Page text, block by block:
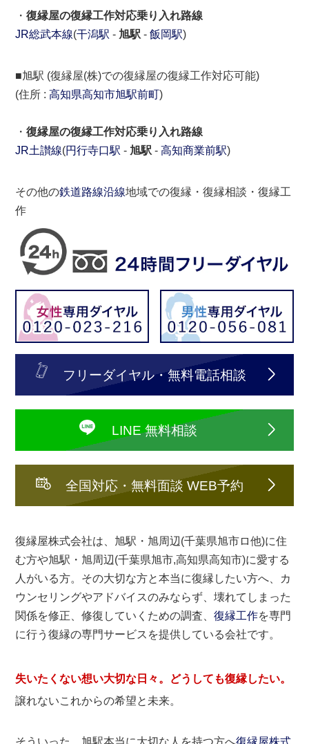
・復縁屋の復縁工作対応乗り入れ路線
JR総武本線(干潟駅 - 旭駅 -飯岡駅)
■旭駅 (復縁屋(株)での復縁屋の復縁工作対応可能)
(住所 :高知県高知市旭駅前町)
・復縁屋の復縁工作対応乗り入れ路線
JR土讃線(円行寺口駅 - 旭駅 -高知商業前駅)
その他の鉄道路線沿線地域での復縁・復縁相談・復縁工
作
フリーダイヤル・無料電話相談
LINE 無料相談
全国対応・無料面談 WEB予約
復縁屋株式会社は、旭駅・旭周辺(千葉県旭市ロ他)に住
む方や旭駅・旭周辺(千葉県旭市,高知県高知市)に愛する
人がいる方。その大切な方と本当に復縁したい方へ、カ
ウンセリングやアドバイスのみならず、壊れてしまった
関係を修正、修復していくための調査、復縁工作を専門
に行う復縁の専門サービスを提供している会社です。
失いたくない想い大切な日々。どうしても復縁したい。
譲れないこれからの希望と未来。
そういった、旭駅本当に大切な人を持つ方へ復縁屋株式